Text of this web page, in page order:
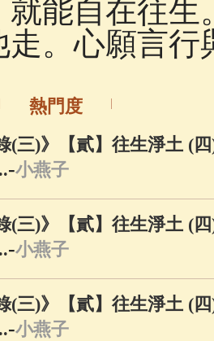
就能自在往
走。心願言
熱門度
(三)》【貳】往生淨土 (
-小燕子
(三)》【貳】往生淨土 (
-小燕子
(三)》【貳】往生淨土 (
-小燕子